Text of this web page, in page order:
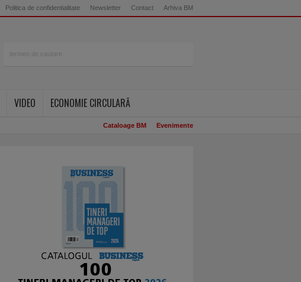
Politica de confidentialitate Newsletter Contact Arhiva BM
VIDEO
ECONOMIE CIRCULARĂ
Cataloage BM Evenimente